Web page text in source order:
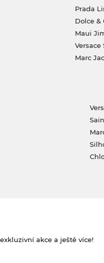
Prada
Dolce &
Maui
Marc
akce a ještě více!